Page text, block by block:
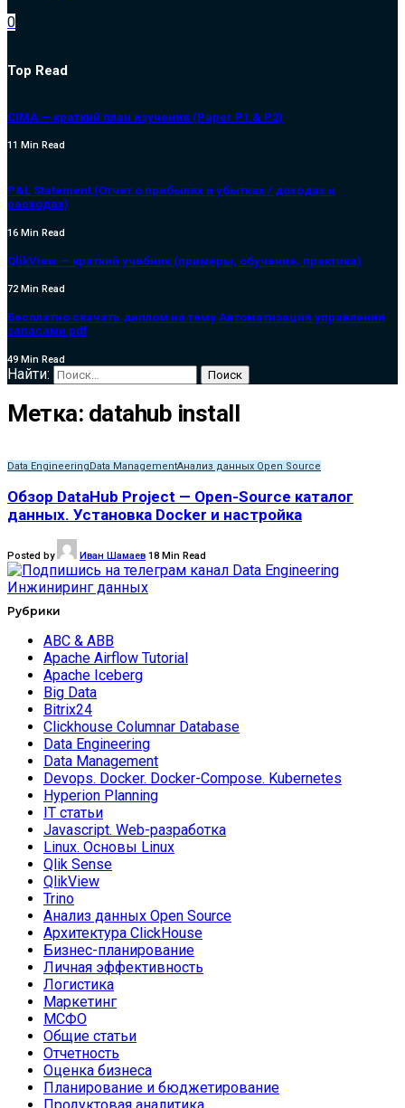
0
Top Read
CIMA — краткий план изучения (Paper P1 & P2)
11 Min Read
P&L Statement (Отчет о прибылях и убытках / доходах и
расходах)
16 Min Read
QlikView — краткий учебник (примеры, обучение, практика)
72 Min Read
Бесплатно скачать диплом на тему Автоматизация управления
запасами pdf
49 Min Read
Найти:
Метка: datahub install
Data EngineeringData ManagementАнализ данных Open Source
Обзор DataHub Project — Open-Source каталог
данных. Установка Docker и настройка
Posted by Иван Шамаев 18 Min Read
Рубрики
ABC & ABB
Apache Airflow Tutorial
Apache Iceberg
Big Data
Bitrix24
Clickhouse Columnar Database
Data Engineering
Data Management
Devops. Docker. Docker-Compose. Kubernetes
Hyperion Planning
IT статьи
Javascript. Web-разработка
Linux. Основы Linux
Qlik Sense
QlikView
Trino
Анализ данных Open Source
Архитектура ClickHouse
Бизнес-планирование
Личная эффективность
Логистика
Маркетинг
МСФО
Общие статьи
Отчетность
Оценка бизнеса
Планирование и бюджетирование